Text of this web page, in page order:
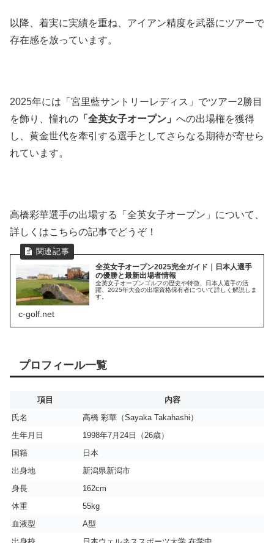
以降、着実に実績を重ね、アイアン精度を武器にツアーで
存在感を放っています。
2025年には「宮里藍サントリーレディス」でツアー2勝目
を飾り、憧れの 「全英女子オープン」 への出場権を獲得
し、黄金世代を牽引する選手としてさらなる期待が寄せら
れています。
高橋彩華選手の出場する「全英女子オープン」について、
詳しくはこちらの記事でどうぞ！
全英女子オープン2025完全ガイド｜日本人選手
の優勝と最新出場者情報
全英女子オープンゴルフの歴史や特徴、日本人選手の活
躍、2025年大会の出場資格保有者について詳しく解説しま
す。
c-golf.net
プロフィール一覧
項目
内容
氏名
高橋 彩華（Sayaka Takahashi）
生年月日
1998年7月24日（26歳）
国籍
日本
出身地
新潟県新潟市
身長
162cm
体重
55kg
血液型
A型